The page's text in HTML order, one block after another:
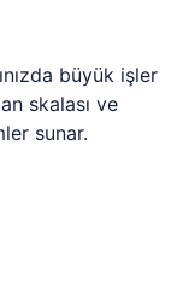
büyük işler
skalası ve
sunar.